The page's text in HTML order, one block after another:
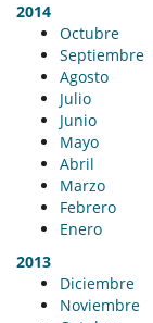
2014
Octubre
Septiembre
Agosto
Julio
Junio
Mayo
Abril
Marzo
Febrero
Enero
2013
Diciembre
Noviembre